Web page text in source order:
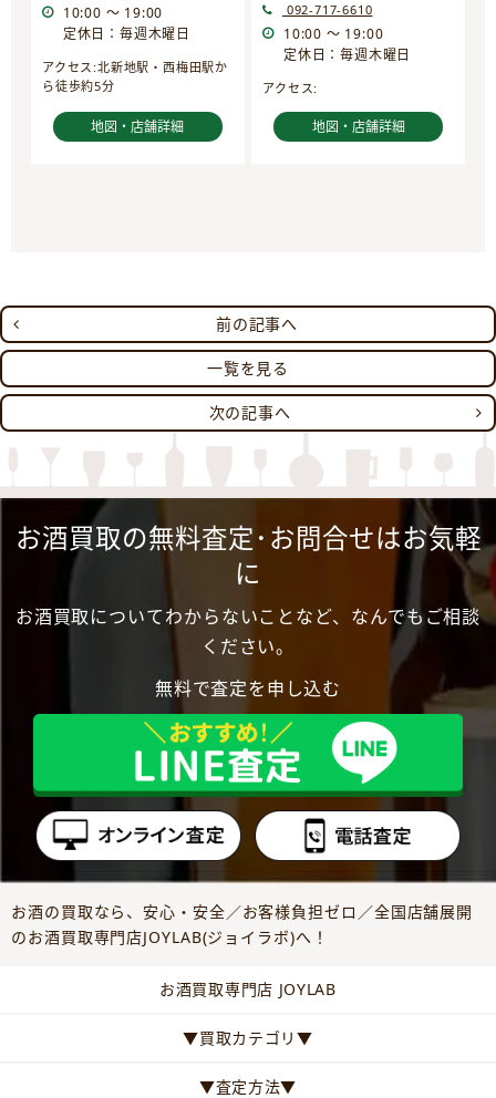
10:00 ～ 19:00
定休日：毎週木曜日
アクセス:北新地駅・西梅田駅か
ら徒歩約5分
地図・店舗詳細
092-717-6610
10:00 ～ 19:00
定休日：毎週木曜日
アクセス:
地図・店舗詳細
前の記事へ
一覧を見る
次の記事へ
お酒買取の無料査定･お問合せはお気軽
に
お酒買取についてわからないことなど、なんでもご相談
ください。
無料で査定を申し込む
お酒の買取なら、安心・安全／お客様負担ゼロ／全国店舗展開
のお酒買取専門店JOYLAB(ジョイラボ)へ！
お酒買取専門店 JOYLAB
▼買取カテゴリ▼
▼査定方法▼